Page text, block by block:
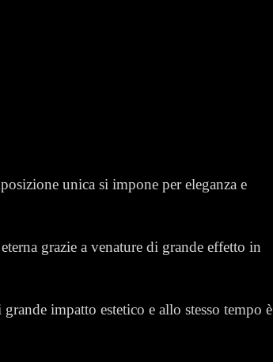
unica si impone per eleganza e
grazie a venature di grande effetto in
impatto estetico e allo stesso tempo è